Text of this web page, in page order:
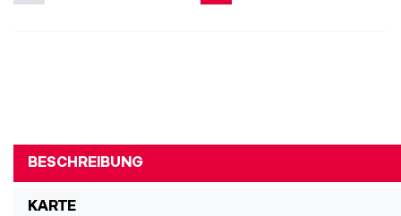
BESCHREIBUNG
KARTE